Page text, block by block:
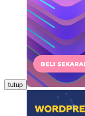
tutup